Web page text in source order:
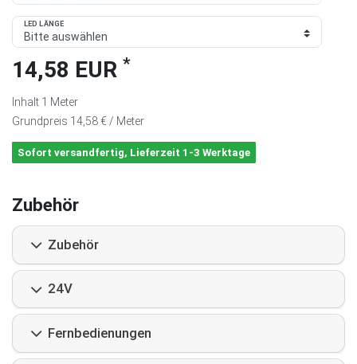
LED LÄNGE
14,58 EUR *
Inhalt 1 Meter
Grundpreis 14,58 € / Meter
Sofort versandfertig, Lieferzeit 1-3 Werktage
Zubehör
Zubehör
24V
Fernbedienungen